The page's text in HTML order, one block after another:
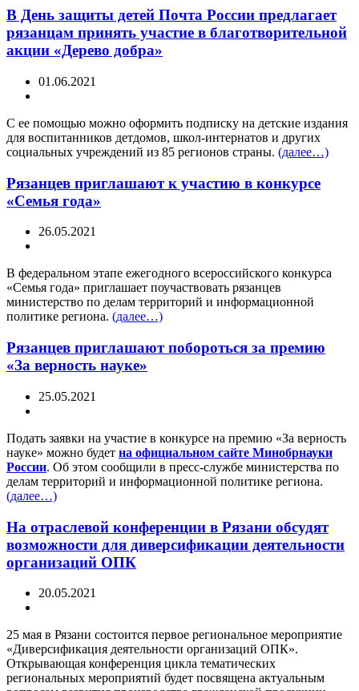
В День защиты детей Почта России предлагает
рязанцам принять участие в благотворительной
акции «Дерево добра»
01.06.2021
С ее помощью можно оформить подписку на детские издания
для воспитанников детдомов, школ-интернатов и других
социальных учреждений из 85 регионов страны. (далее…)
Рязанцев приглашают к участию в конкурсе
«Семья года»
26.05.2021
В федеральном этапе ежегодного всероссийского конкурса
«Семья года» приглашает поучаствовать рязанцев
министерство по делам территорий и информационной
политике региона. (далее…)
Рязанцев приглашают побороться за премию
«За верность науке»
25.05.2021
Подать заявки на участие в конкурсе на премию «За верность
науке» можно будет на официальном сайте Минобрнауки
России. Об этом сообщили в пресс-службе министерства по
делам территорий и информационной политике региона.
(далее…)
На отраслевой конференции в Рязани обсудят
возможности для диверсификации деятельности
организаций ОПК
20.05.2021
25 мая в Рязани состоится первое региональное мероприятие
«Диверсификация деятельности организаций ОПК».
Открывающая конференция цикла тематических
региональных мероприятий будет посвящена актуальным